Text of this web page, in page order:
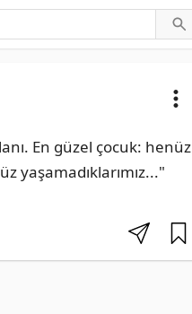
En güzel çocuk: henüz
yaşamadıklarımız..."